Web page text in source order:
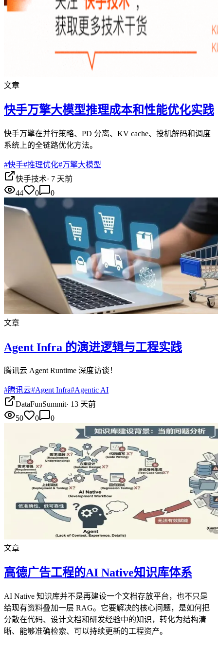
文章
快手万擎大模型推理成本和性能优化实践
快手万擎在并行策略、PD 分离、KV cache、投机解码和调度
系统上的全链路优化方法。
#快手#推理优化#万擎大模型
快手技术· 7 天前
44
0 0
文章
Agent Infra 的演进逻辑与工程实践
腾讯云 Agent Runtime 深度访谈！
#腾讯云#Agent Infra#Agentic AI
DataFunSummit· 13 天前
50
0 0
文章
高德广告工程的AI Native知识库体系
AI Native 知识库并不是再建设一个文档存放平台，也不只是
给现有资料叠加一层 RAG。它要解决的核心问题，是如何把
分散在代码、设计文档和研发经验中的知识，转化为结构清
晰、能够准确检索、可以持续更新的工程资产。